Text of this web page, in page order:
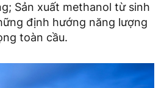
Sản xuất methanol từ sinh
định hướng năng lượng
toàn cầu.